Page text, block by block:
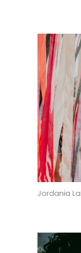
Jordania